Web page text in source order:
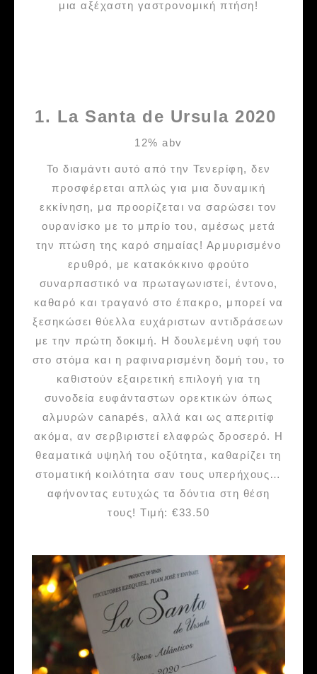
μια αξέχαστη γαστρονομική πτήση!
1. La Santa de Ursula 2020
12% abv
Το διαμάντι αυτό από την Τενερίφη, δεν
προσφέρεται απλώς για μια δυναμική
εκκίνηση, μα προορίζεται να σαρώσει τον
ουρανίσκο με το μπρίο του, αμέσως μετά
την πτώση της καρό σημαίας! Αρμυρισμένο
ερυθρό, με κατακόκκινο φρούτο
συναρπαστικό να πρωταγωνιστεί, έντονο,
καθαρό και τραγανό στο έπακρο, μπορεί να
ξεσηκώσει θύελλα ευχάριστων αντιδράσεων
με την πρώτη δοκιμή. Η δουλεμένη υφή του
στο στόμα και η ραφιναρισμένη δομή του, το
καθιστούν εξαιρετική επιλογή για τη
συνοδεία ευφάνταστων ορεκτικών όπως
αλμυρών canapés, αλλά και ως απεριτίφ
ακόμα, αν σερβιριστεί ελαφρώς δροσερό. Η
θεαματικά υψηλή του οξύτητα, καθαρίζει τη
στοματική κοιλότητα σαν τους υπερήχους…
αφήνοντας ευτυχώς τα δόντια στη θέση
τους! Τιμή: €33.50